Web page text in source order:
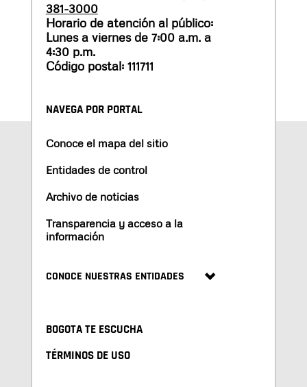
381-3000
Horario de atención al público:
Lunes a viernes de 7:00 a.m. a
4:30 p.m.
Código postal: 111711
NAVEGA POR PORTAL
Conoce el mapa del sitio
Entidades de control
Archivo de noticias
Transparencia y acceso a la
información
CONOCE NUESTRAS ENTIDADES
BOGOTA TE ESCUCHA
TÉRMINOS DE USO